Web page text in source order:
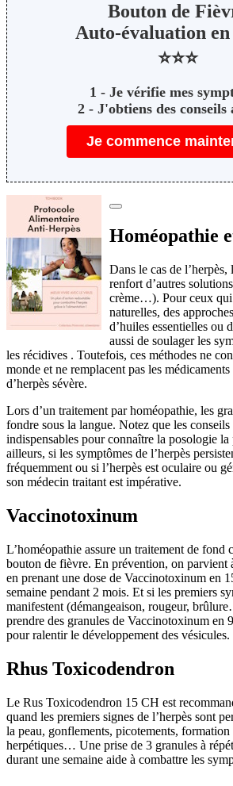
Bouton de
Auto-évaluation
⭐⭐⭐
️1 - Je vérifie mes
2 - J'obtiens des conseils
Je commence
Homéopathie
Dans le cas de
renfort d’autres
crème…). Pour ceux qui
naturelles, des
d’huiles essentielles ou
aussi de soulager les
les récidives . Toutefois, ces méthodes ne
monde et ne remplacent pas les
d’herpès sévère.
Lors d’un traitement par homéopathie, les
fondre sous la langue. Notez que les conseils
indispensables pour connaître la posologie la
ailleurs, si les symptômes de l’herpès
fréquemment ou si l’herpès est oculaire ou
son médecin traitant est impérative.
Vaccinotoxinum
L’homéopathie assure un traitement de fond
bouton de fièvre. En prévention, on parvient
en prenant une dose de Vaccinotoxinum en
semaine pendant 2 mois. Et si les premiers
manifestent (démangeaison, rougeur,
prendre des granules de Vaccinotoxinum en
pour ralentir le développement des vésicules.
Rhus Toxicodendron
Le Rus Toxicodendron 15 CH est
quand les premiers signes de l’herpès sont
la peau, gonflements, picotements, formation
herpétiques… Une prise de 3 granules à
durant une semaine aide à combattre les